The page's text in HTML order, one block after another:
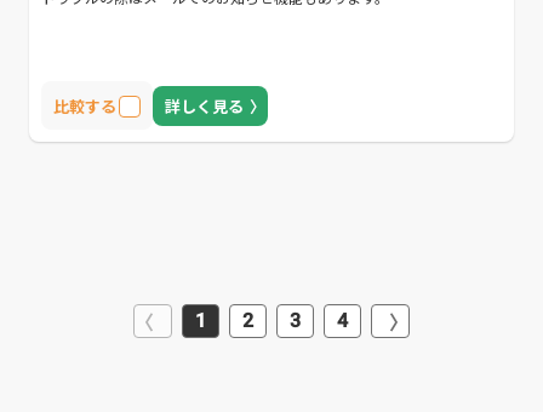
比較する 詳しく見る
1 2 3 4